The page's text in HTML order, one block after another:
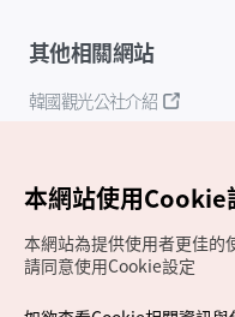
其他相關網站
韓國觀光公社介紹
本網站使用Cookie
本網站為提供使用者更佳的
請同意使用Cookie設定